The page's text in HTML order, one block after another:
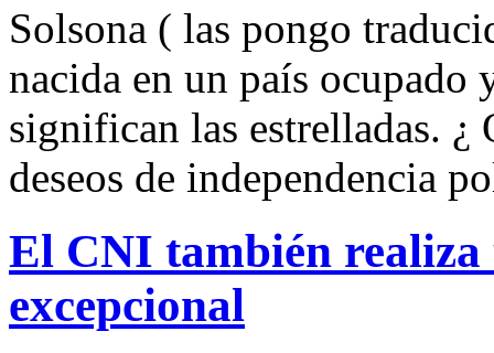
Solsona ( las pongo
nacida en un país ocupado
significan las estrelladas. ¿
deseos de independencia
El CNI también
excepcional